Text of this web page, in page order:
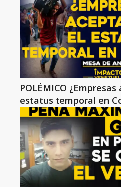
POLÉMICO
estatus temporal en